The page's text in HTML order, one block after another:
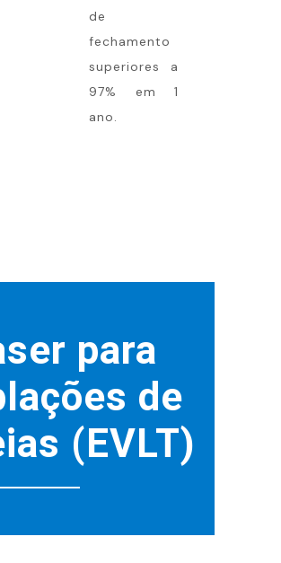
de
fechamento
superiores a
97% em 1
ano.
para
de
(EVLT)